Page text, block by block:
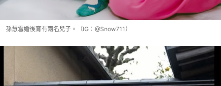
孫慧雪婚後育有兩名兒子。（IG：@Snow711）